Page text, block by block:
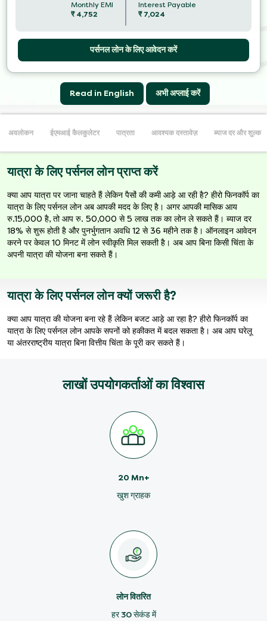
Monthly EMI
₹ 4,752
Interest Payable
₹ 7,024
पर्सनल लोन के लिए आवेदन करें
Read in English अभी अप्लाई करें
अवलोकन ईएमआई कैलकुलेटर पात्रता आवश्यक दस्तावेज़ ब्याज दर और शुल्क
यात्रा के लिए पर्सनल लोन प्राप्त करें
क्या आप यात्रा पर जाना चाहते हैं लेकिन पैसों की कमी आड़े आ रही है? हीरो फिनकॉर्प का
यात्रा के लिए पर्सनल लोन अब आपकी मदद के लिए है। अगर आपकी मासिक आय
रु.15,000 है, तो आप रु. 50,000 से 5 लाख तक का लोन ले सकते हैं। ब्याज दर
18% से शुरू होती है और पुनर्भुगतान अवधि 12 से 36 महीने तक है। ऑनलाइन आवेदन
करने पर केवल 10 मिनट में लोन स्वीकृति मिल सकती है। अब आप बिना किसी चिंता के
अपनी यात्रा की योजना बना सकते हैं।
यात्रा के लिए पर्सनल लोन क्यों जरूरी है?
क्या आप यात्रा की योजना बना रहे हैं लेकिन बजट आड़े आ रहा है? हीरो फिनकॉर्प का
यात्रा के लिए पर्सनल लोन आपके सपनों को हकीकत में बदल सकता है। अब आप घरेलू
या अंतरराष्ट्रीय यात्रा बिना वित्तीय चिंता के पूरी कर सकते हैं।
लाखों उपयोगकर्ताओं का विश्वास
20 Mn+
खुश ग्राहक
लोन वितरित
हर 30 सेकंड में